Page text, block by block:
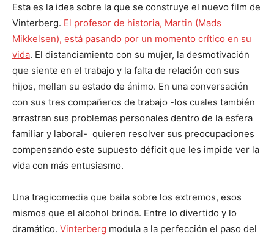
Esta es la idea sobre la que se construye el nuevo film de
Vinterberg. El profesor de historia, Martin (Mads
Mikkelsen), está pasando por un momento crítico en su
vida. El distanciamiento con su mujer, la desmotivación
que siente en el trabajo y la falta de relación con sus
hijos, mellan su estado de ánimo. En una conversación
con sus tres compañeros de trabajo -los cuales también
arrastran sus problemas personales dentro de la esfera
familiar y laboral- quieren resolver sus preocupaciones
compensando este supuesto déficit que les impide ver la
vida con más entusiasmo.
Una tragicomedia que baila sobre los extremos, esos
mismos que el alcohol brinda. Entre lo divertido y lo
dramático. Vinterberg modula a la perfección el paso del